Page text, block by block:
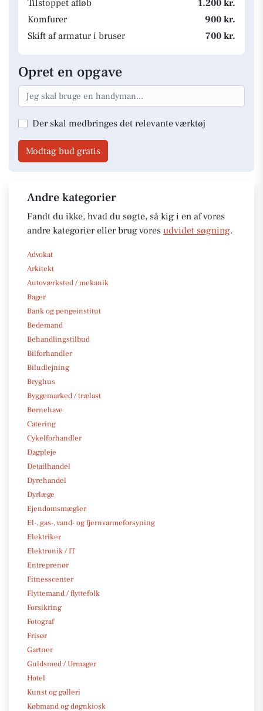
Tilstoppet afløb
1.200 kr.
Komfurer
900 kr.
Skift af armatur i bruser
700 kr.
Opret en opgave
Der skal medbringes det relevante værktøj
Modtag bud gratis
Andre kategorier
Fandt du ikke, hvad du søgte, så kig i en af vores
andre kategorier eller brug vores udvidet søgning.
Advokat
Arkitekt
Autoværksted / mekanik
Bager
Bank og pengeinstitut
Bedemand
Behandlingstilbud
Bilforhandler
Biludlejning
Bryghus
Byggemarked / trælast
Børnehave
Catering
Cykelforhandler
Dagpleje
Detailhandel
Dyrehandel
Dyrlæge
Ejendomsmægler
El-, gas-, vand- og fjernvarmeforsyning
Elektriker
Elektronik / IT
Entreprenør
Fitnesscenter
Flyttemand / flyttefolk
Forsikring
Fotograf
Frisør
Gartner
Guldsmed / Urmager
Hotel
Kunst og galleri
Købmand og døgnkiosk